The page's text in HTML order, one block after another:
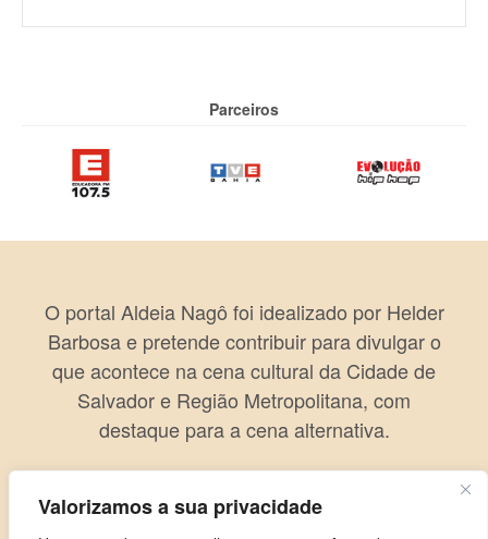
Valorizamos a sua privacidade
Parceiros
O portal Aldeia Nagô foi idealizado por Helder
Barbosa e pretende contribuir para divulgar o
que acontece na cena cultural da Cidade de
Salvador e Região Metropolitana, com
destaque para a cena alternativa.